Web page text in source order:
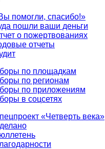
помогли, спасибо!»
пошли ваши деньги
о пожертвованиях
отчеты
по площадкам
по регионам
по приложениям
в соцсетях
«Четверть века»